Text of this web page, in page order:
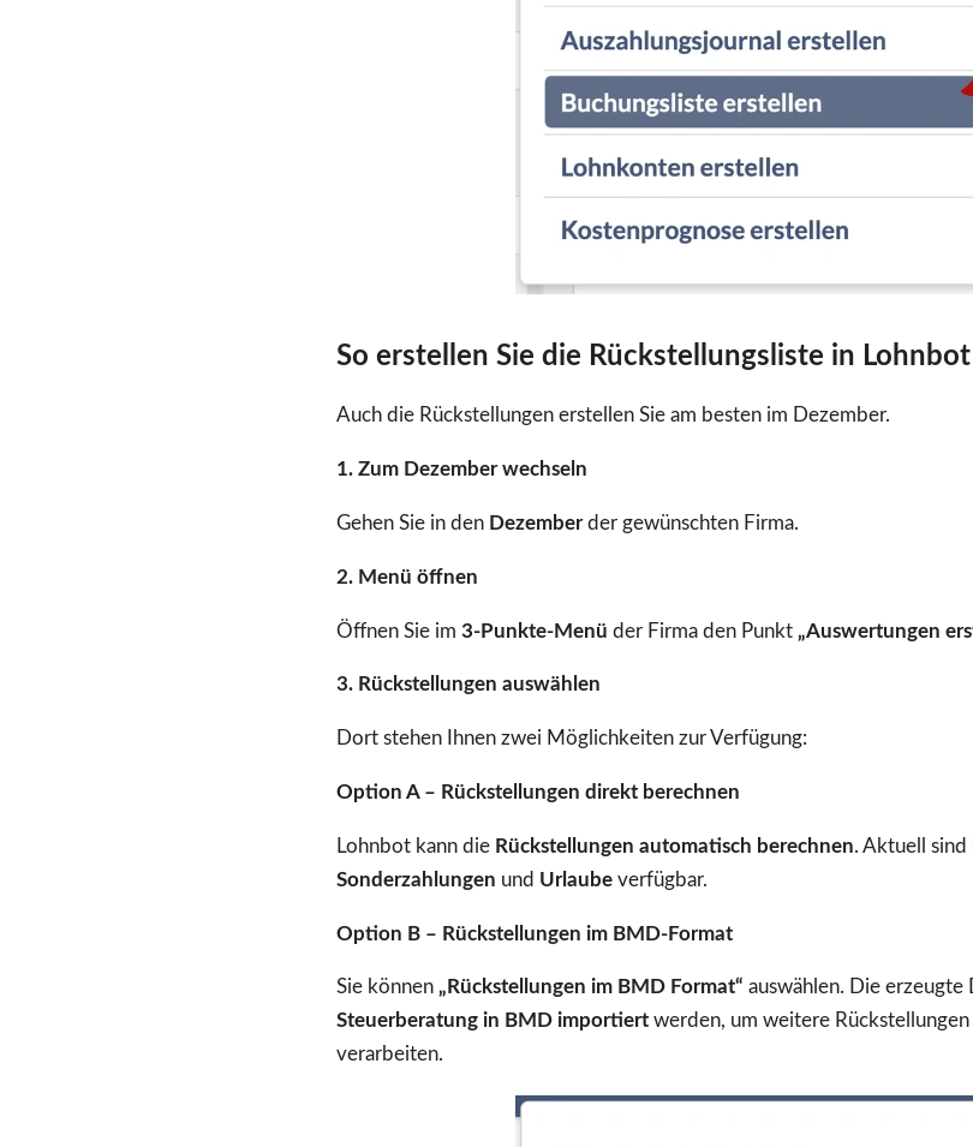
So erstellen Sie die Rückstellungsliste in Lohnbot
Auch die Rückstellungen erstellen Sie am besten im Dezember.
1. Zum Dezember wechseln
Gehen Sie in den Dezemberder gewünschten Firma.
2. Menü öffnen
Öffnen Sie im 3-Punkte-Menü der Firma den Punkt „Auswertungen
3. Rückstellungen auswählen
Dort stehen Ihnen zwei Möglichkeiten zur Verfügung:
Option A – Rückstellungen direkt berechnen
Lohnbot kann die Rückstellungen automatisch berechnen. Aktuell sind
Sonderzahlungen und Urlaube verfügbar.
Option B – Rückstellungen im BMD-Format
Sie können „Rückstellungen im BMD Format“ auswählen. Die erzeugte
Steuerberatung in BMD importiert werden, um weitere
verarbeiten.